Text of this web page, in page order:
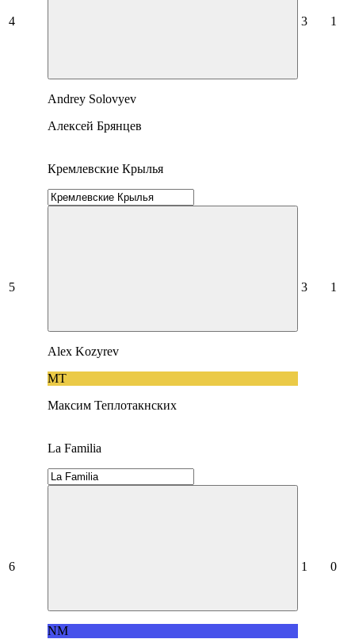
4
Andrey Solovyev
Алексей Брянцев
3 1
5
Кремлевские Крылья
Alex Kozyrev
МТ
Максим Теплотакнских
3 1
6
La Familia
NM
1 0